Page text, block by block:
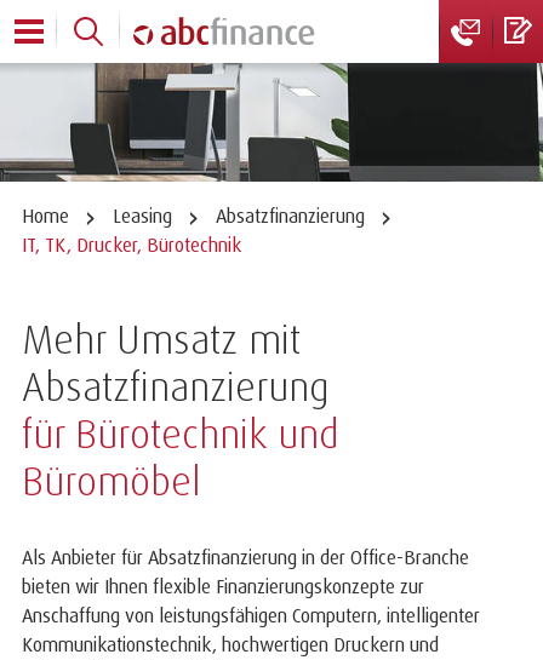
Home Leasing
Absatzfinanzierung
IT, TK, Drucker, Bürotechnik
Mehr Umsatz mit
Absatzfinanzierung
für Bürotechnik und
Büromöbel
Als Anbieter für Absatzfinanzierung in der Office-Branche
bieten wir Ihnen flexible Finanzierungskonzepte zur
Anschaffung von leistungsfähigen Computern, intelligenter
Kommunikationstechnik, hochwertigen Druckern und